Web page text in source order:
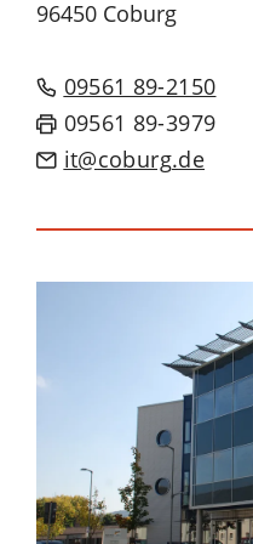
96450 Coburg
09561 89-2150
09561 89-3979
it
coburg de